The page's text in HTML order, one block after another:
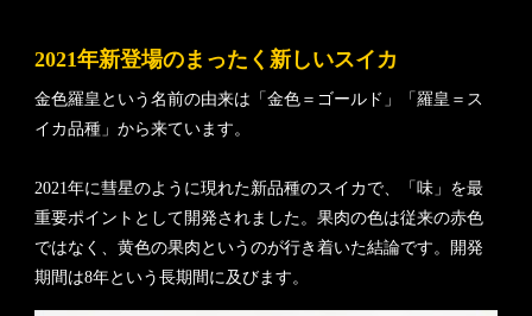
2021年新登場のまったく新しいスイカ
金色羅皇という名前の由来は「金色＝ゴールド」「羅皇＝ス
イカ品種」から来ています。
2021年に彗星のように現れた新品種のスイカで、「味」を最
重要ポイントとして開発されました。果肉の色は従来の赤色
ではなく、黄色の果肉というのが行き着いた結論です。開発
期間は8年という長期間に及びます。